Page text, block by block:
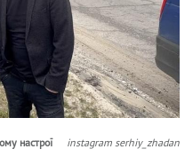
настрої instagram serhiy_zhadan